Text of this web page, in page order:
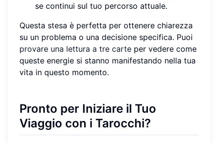
se continui sul tuo percorso attuale.
Questa stesa è perfetta per ottenere chiarezza
su un problema o una decisione specifica. Puoi
provare una lettura a tre carte per vedere come
queste energie si stanno manifestando nella tua
vita in questo momento.
Pronto per Iniziare il Tuo
Viaggio con i Tarocchi?